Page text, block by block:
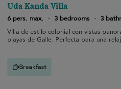
Uda Kanda Villa
6 pers. max. · 3 bedrooms · 3
Villa de estilo colonial con vistas
playas de Galle. Perfecta para una
Breakfast